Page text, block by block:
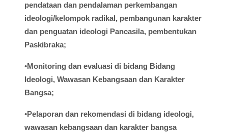
pendataan dan pendalaman perkembangan
ideologi/kelompok radikal, pembangunan karakter
dan penguatan ideologi Pancasila, pembentukan
Paskibraka;
•Monitoring dan evaluasi di bidang Bidang
Ideologi, Wawasan Kebangsaan dan Karakter
Bangsa;
•Pelaporan dan rekomendasi di bidang ideologi,
wawasan kebangsaan dan karakter bangsa